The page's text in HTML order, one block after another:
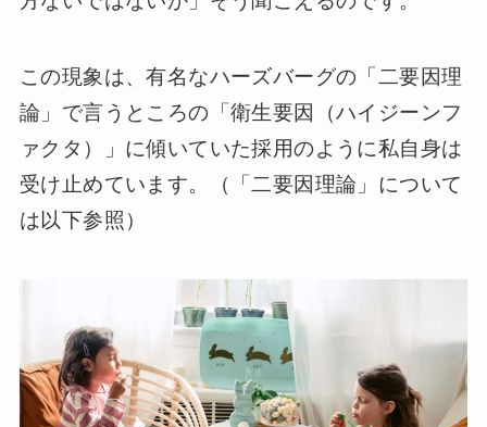
この現象は、有名なハーズバーグの「二要因理
論」で言うところの「衛生要因（ハイジーンフ
ァクタ）」に傾いていた採用のように私自身は
受け止めています。（「二要因理論」について
は以下参照）